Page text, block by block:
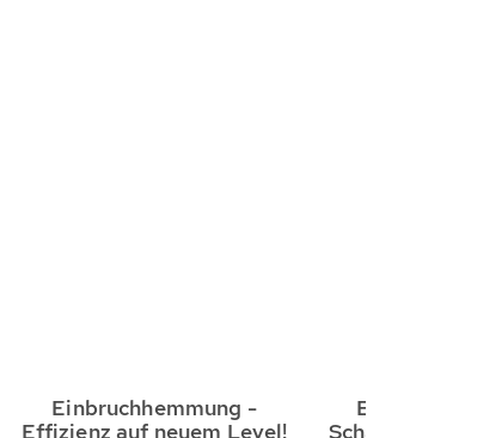
Einbruchhemmung -
Effizienz auf neuem Level!